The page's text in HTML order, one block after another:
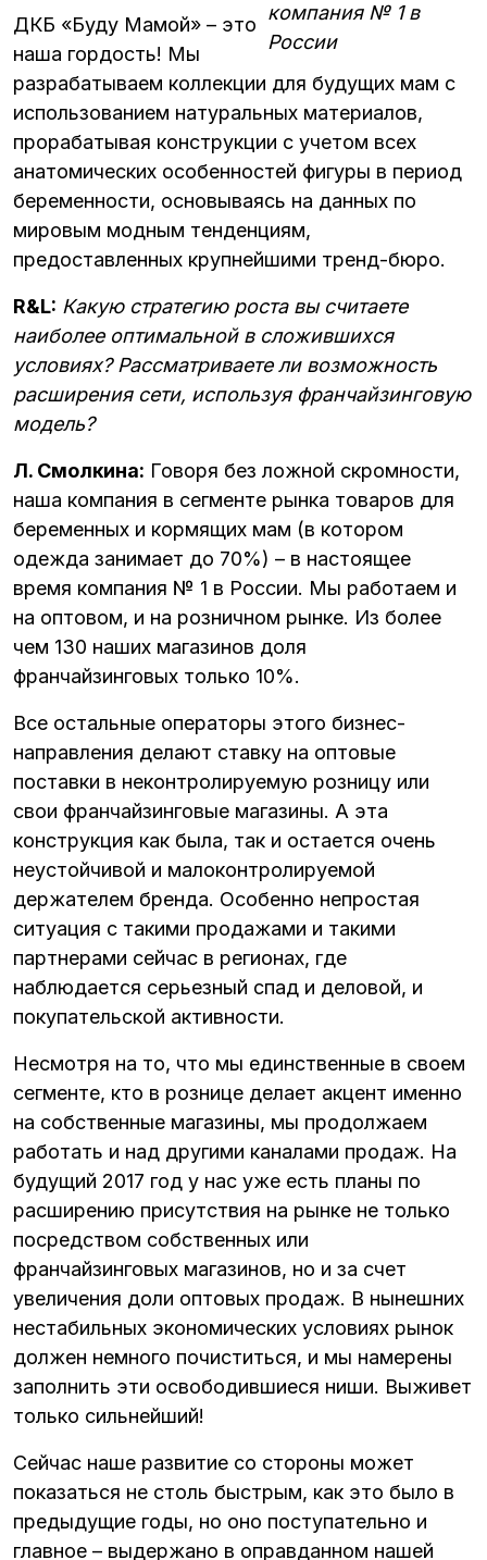
компания № 1 в
России
ДКБ «Буду Мамой» – это
наша гордость! Мы
разрабатываем коллекции для будущих мам с
использованием натуральных материалов,
прорабатывая конструкции с учетом всех
анатомических особенностей фигуры в период
беременности, основываясь на данных по
мировым модным тенденциям,
предоставленных крупнейшими тренд-бюро.
R&L: Какую стратегию роста вы считаете
наиболее оптимальной в сложившихся
условиях? Рассматриваете ли возможность
расширения сети, используя франчайзинговую
модель?
Л. Смолкина: Говоря без ложной скромности,
наша компания в сегменте рынка товаров для
беременных и кормящих мам (в котором
одежда занимает до 70%) – в настоящее
время компания № 1 в России. Мы работаем и
на оптовом, и на розничном рынке. Из более
чем 130 наших магазинов доля
франчайзинговых только 10%.
Все остальные операторы этого бизнес-
направления делают ставку на оптовые
поставки в неконтролируемую розницу или
свои франчайзинговые магазины. А эта
конструкция как была, так и остается очень
неустойчивой и малоконтролируемой
держателем бренда. Особенно непростая
ситуация с такими продажами и такими
партнерами сейчас в регионах, где
наблюдается серьезный спад и деловой, и
покупательской активности.
Несмотря на то, что мы единственные в своем
сегменте, кто в рознице делает акцент именно
на собственные магазины, мы продолжаем
работать и над другими каналами продаж. На
будущий 2017 год у нас уже есть планы по
расширению присутствия на рынке не только
посредством собственных или
франчайзинговых магазинов, но и за счет
увеличения доли оптовых продаж. В нынешних
нестабильных экономических условиях рынок
должен немного почиститься, и мы намерены
заполнить эти освободившиеся ниши. Выживет
только сильнейший!
Сейчас наше развитие со стороны может
показаться не столь быстрым, как это было в
предыдущие годы, но оно поступательно и
главное – выдержано в оправданном нашей